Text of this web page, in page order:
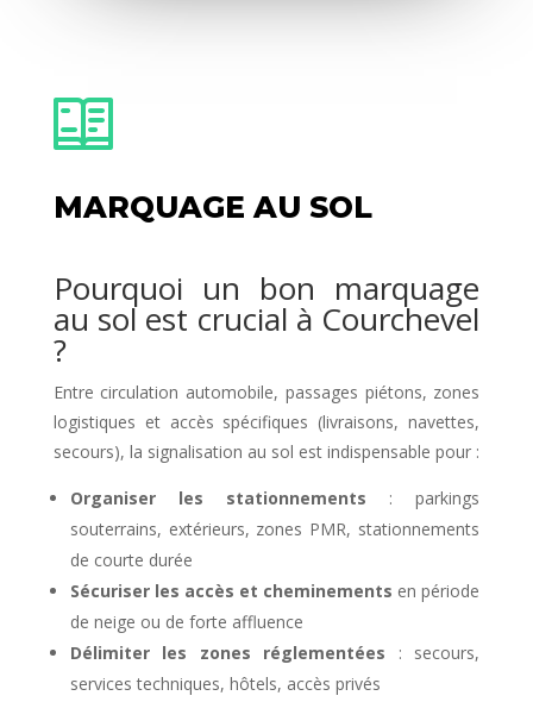
MARQUAGE AU SOL
Pourquoi un bon marquage
au sol est crucial à Courchevel
?
Entre circulation automobile, passages piétons, zones
logistiques et accès spécifiques (livraisons, navettes,
secours), la signalisation au sol est indispensable pour :
Organiser les stationnements : parkings
souterrains, extérieurs, zones PMR, stationnements
de courte durée
Sécuriser les accès et cheminements en période
de neige ou de forte affluence
Délimiter les zones réglementées : secours,
services techniques, hôtels, accès privés